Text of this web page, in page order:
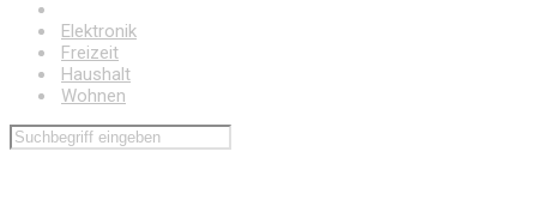
Elektronik
Freizeit
Haushalt
Wohnen